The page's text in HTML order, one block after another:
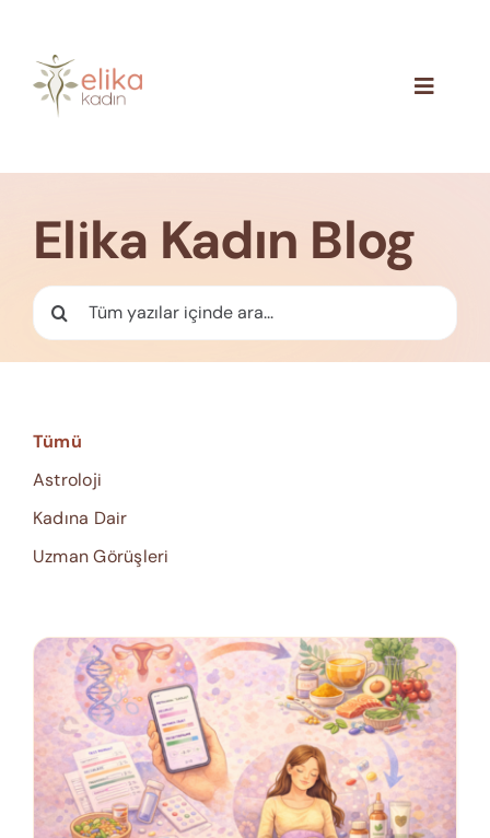
content
Toggle
İletişim
Elika Kadın Blog
Ara:
Tümü
Astroloji
Kadına Dair
Uzman Görüşleri